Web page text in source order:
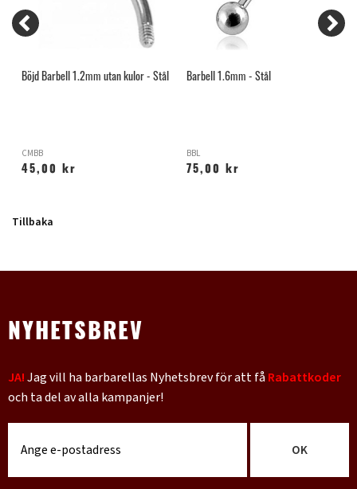
Böjd Barbell 1.2mm utan kulor - Stål
CMBB
45,00 kr
Barbell 1.6mm - Stål
BBL
75,00 kr
Tillbaka
NYHETSBREV
JA!Jag vill ha barbarellas Nyhetsbrev för att fåRabattkoder
och ta del av alla kampanjer!
OK